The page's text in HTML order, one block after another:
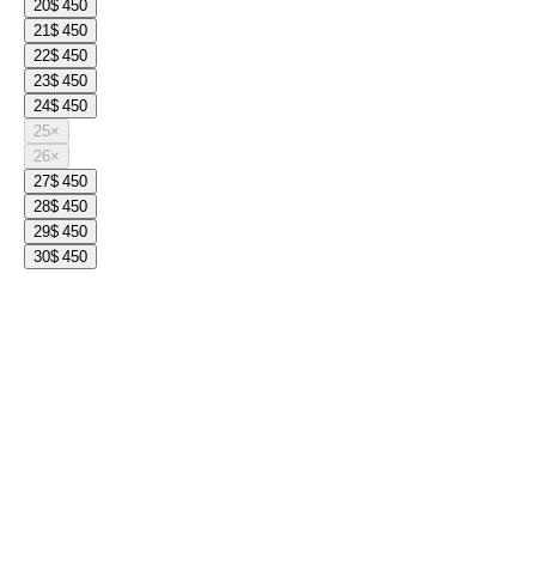
20$ 450
21$ 450
22$ 450
23$ 450
24$ 450
25×
26×
27$ 450
28$ 450
29$ 450
30$ 450